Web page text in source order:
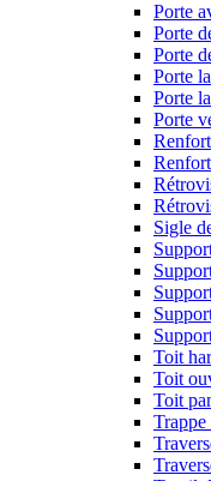
Porte
Porte
Porte
Porte
Porte
Porte
Sigle
Toit
Toit
Toit
Trappe